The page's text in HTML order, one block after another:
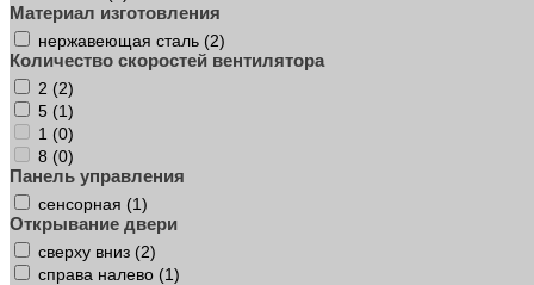
Материал изготовления
нержавеющая сталь (2)
Количество скоростей вентилятора
2 (2)
5 (1)
1 (0)
8 (0)
Панель управления
сенсорная (1)
Открывание двери
сверху вниз (2)
справа налево (1)